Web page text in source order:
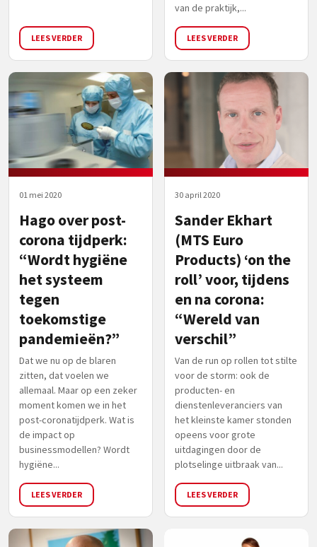
LEES VERDER
van de praktijk,...
LEES VERDER
01 mei 2020
Hago over post-
corona tijdperk:
“Wordt hygiëne
het systeem
tegen
toekomstige
pandemieën?”
Dat we nu op de blaren
zitten, dat voelen we
allemaal. Maar op een zeker
moment komen we in het
post-coronatijdperk. Wat is
de impact op
businessmodellen? Wordt
hygiëne...
LEES VERDER
30 april 2020
Sander Ekhart
(MTS Euro
Products) ‘on the
roll’ voor, tijdens
en na corona:
“Wereld van
verschil”
Van de run op rollen tot stilte
voor de storm: ook de
producten- en
dienstenleveranciers van
het kleinste kamer stonden
opeens voor grote
uitdagingen door de
plotselinge uitbraak van...
LEES VERDER